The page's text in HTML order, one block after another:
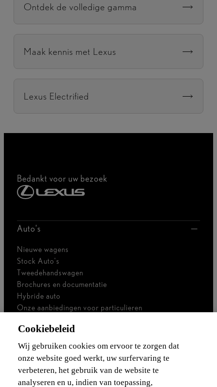
Ontdek de volledige gamma
Maak kennis met Lexus
Lexus Electrified
Bedankt voor uw bezoek
Auto's
Nieuwe wagens
Stock Auto's
Tweedehandswagen
Brochures en documentatie
Hybride auto
Onze aanbiedingen voor particulieren
Bedrijfswagen
Ik ben zelfstandig
Voor vlootbeheerders
Waarborgen & financieringen
Cookiebeleid
Wij gebruiken cookies om ervoor te zorgen dat
onze website goed werkt, uw surfervaring te
verbeteren, het gebruik van de website te
analyseren en u, indien van toepassing,